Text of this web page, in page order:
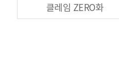
클레임 ZERO화